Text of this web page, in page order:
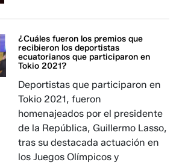
¿Cuáles fueron los premios que
recibieron los deportistas
ecuatorianos que participaron en
Tokio 2021?
Deportistas que participaron en
Tokio 2021, fueron
homenajeados por el presidente
de la República, Guillermo Lasso,
tras su destacada actuación en
los Juegos Olímpicos y